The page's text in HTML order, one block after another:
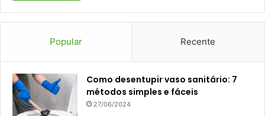
Popular Recente
Como desentupir vaso sanitário: 7
métodos simples e fáceis
27/06/2024